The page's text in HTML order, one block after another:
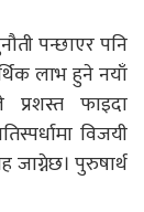
पन्छाएर पनि
लाभ हुने नयाँ
फाइदा
विजयी
पुरुषार्थ